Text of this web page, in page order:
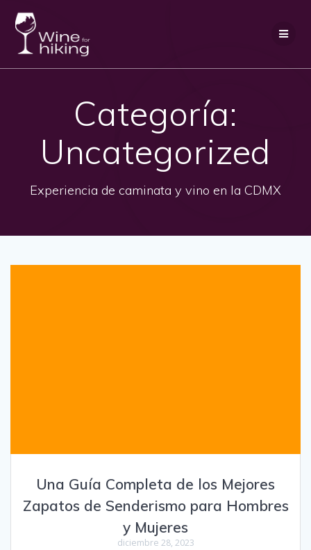
Categoría:
Uncategorized
Experiencia de caminata y vino en la CDMX
Una Guía Completa de los Mejores
Zapatos de Senderismo para Hombres
y Mujeres
diciembre 28, 2023